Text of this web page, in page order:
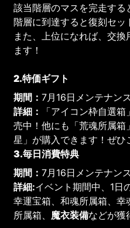
該当階層のマスを完走す
階層に到達すると復刻セッ
また、上位になれば、交換
ます！
2.特価ギフト
期間：7月16日メンテナン
詳細：
「アイコン枠自選
売中！他にも「荒魂所属箱
星」が購入できます！ぜひ
3.毎日消費特典
期間：7月16日メンテナン
詳細:イベント期間中、1日
幸運宝箱、和魂所属箱、
所属箱、 魔衣装備などが獲